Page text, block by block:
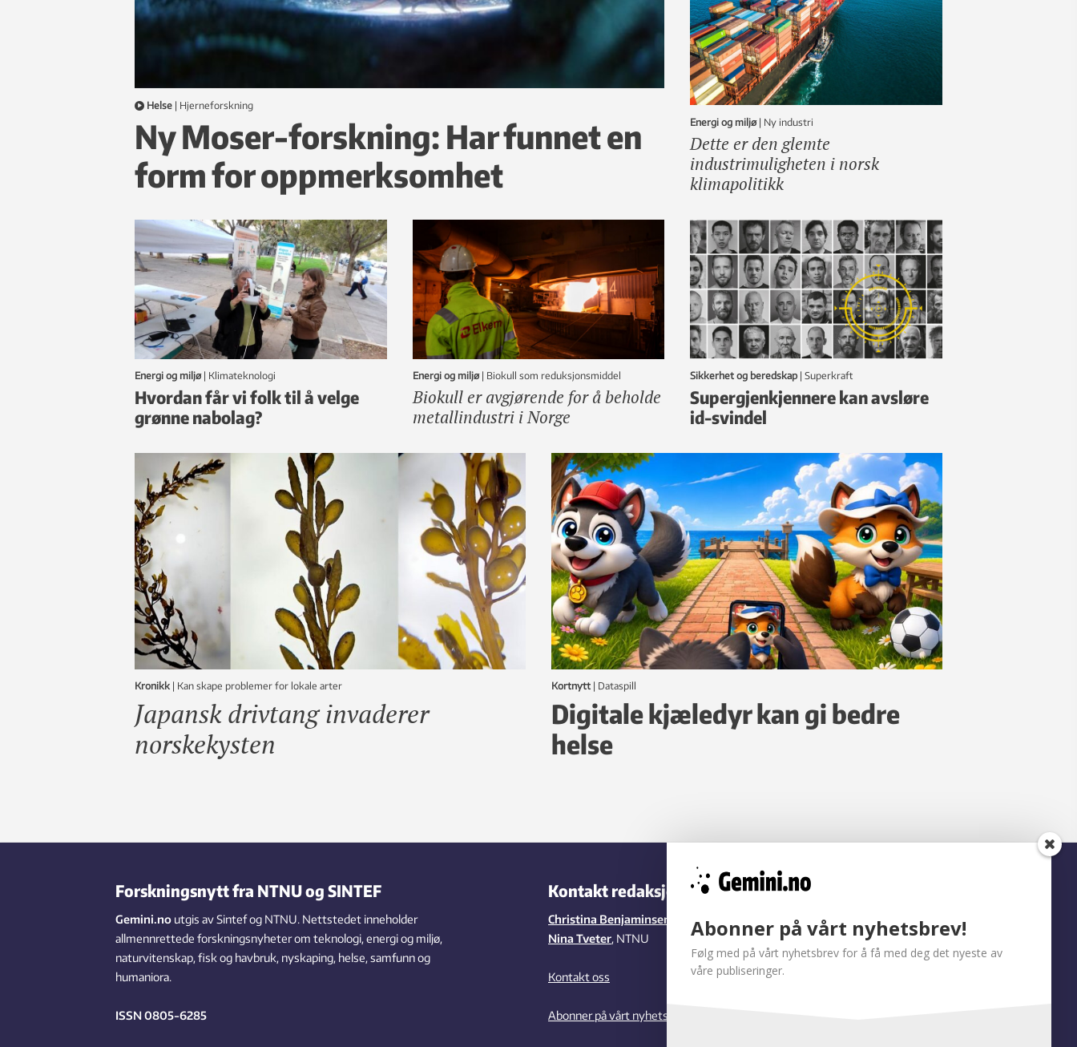
Helse | hjerneforskning
Ny Moser-forskning: Har funnet en
form for oppmerksomhet
Energi og miljø | ny industri
Dette er den glemte
industrimuligheten i norsk
klimapolitikk
Energi og miljø | klimateknologi
Hvordan får vi folk til å velge
grønne nabolag?
Energi og miljø | Biokull som reduksjonsmiddel
Biokull er avgjørende for å beholde
metallindustri i Norge
Sikkerhet og beredskap | Superkraft
Supergjenkjennere kan avsløre
id-svindel
Kronikk | Kan skape problemer for lokale arter
Japansk drivtang invaderer
norskekysten
Kortnytt | dataspill
Digitale kjæledyr kan gi bedre
helse
Forskningsnytt fra NTNU og SINTEF
Gemini.no utgis av Sintef og NTNU. Nettstedet inneholder
allmennrettede forskningsnyheter om teknologi, energi og miljø,
naturvitenskap, fisk og havbruk, nyskaping, helse, samfunn og
humaniora.
ISSN 0805-6285
Kontakt redaksjonen
Christina Benjaminsen
SINTEF
Nina Tveter, NTNU
Kontakt oss
Abonner på vårt nyhetsbrev
Abonner på vårt nyhetsbrev!
Følg med på vårt nyhetsbrev for å få med deg det nyeste av
våre publiseringer.